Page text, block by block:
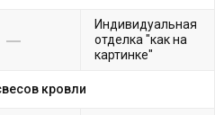
Индивидуальная
отделка "как на
картинке"
кровли